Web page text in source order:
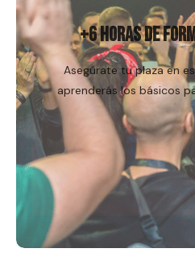
+6 HORAS DE
Asegúrate tu plaza en
aprenderás los básicos